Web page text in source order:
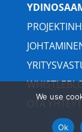
OTA
We use
Ok